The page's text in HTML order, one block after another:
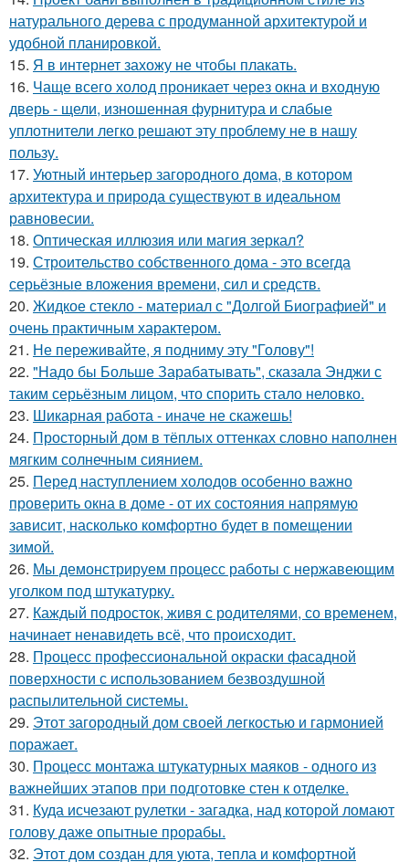
натурального дерева с продуманной архитектурой и
удобной планировкой.
15. Я в интернет захожу не чтобы плакать.
16. Чаще всего холод проникает через окна и входную
дверь - щели, изношенная фурнитура и слабые
уплотнители легко решают эту проблему не в нашу
пользу.
17. Уютный интерьер загородного дома, в котором
архитектура и природа существуют в идеальном
равновесии.
18. Оптическая иллюзия или магия зеркал?
19. Строительство собственного дома - это всегда
серьёзные вложения времени, сил и средств.
20. Жидкое стекло - материал с "Долгой Биографией" и
очень практичным характером.
21. Не переживайте, я подниму эту "Голову"!
22. "Надо бы Больше Зарабатывать", сказала Энджи с
таким серьёзным лицом, что спорить стало неловко.
23. Шикарная работа - иначе не скажешь!
24. Просторный дом в тёплых оттенках словно наполнен
мягким солнечным сиянием.
25. Перед наступлением холодов особенно важно
проверить окна в доме - от их состояния напрямую
зависит, насколько комфортно будет в помещении
зимой.
26. Мы демонстрируем процесс работы с нержавеющим
уголком под штукатурку.
27. Каждый подросток, живя с родителями, со временем,
начинает ненавидеть всё, что происходит.
28. Процесс профессиональной окраски фасадной
поверхности с использованием безвоздушной
распылительной системы.
29. Этот загородный дом своей легкостью и гармонией
поражает.
30. Процесс монтажа штукатурных маяков - одного из
важнейших этапов при подготовке стен к отделке.
31. Куда исчезают рулетки - загадка, над которой ломают
голову даже опытные прорабы.
32. Этот дом создан для уюта, тепла и комфортной